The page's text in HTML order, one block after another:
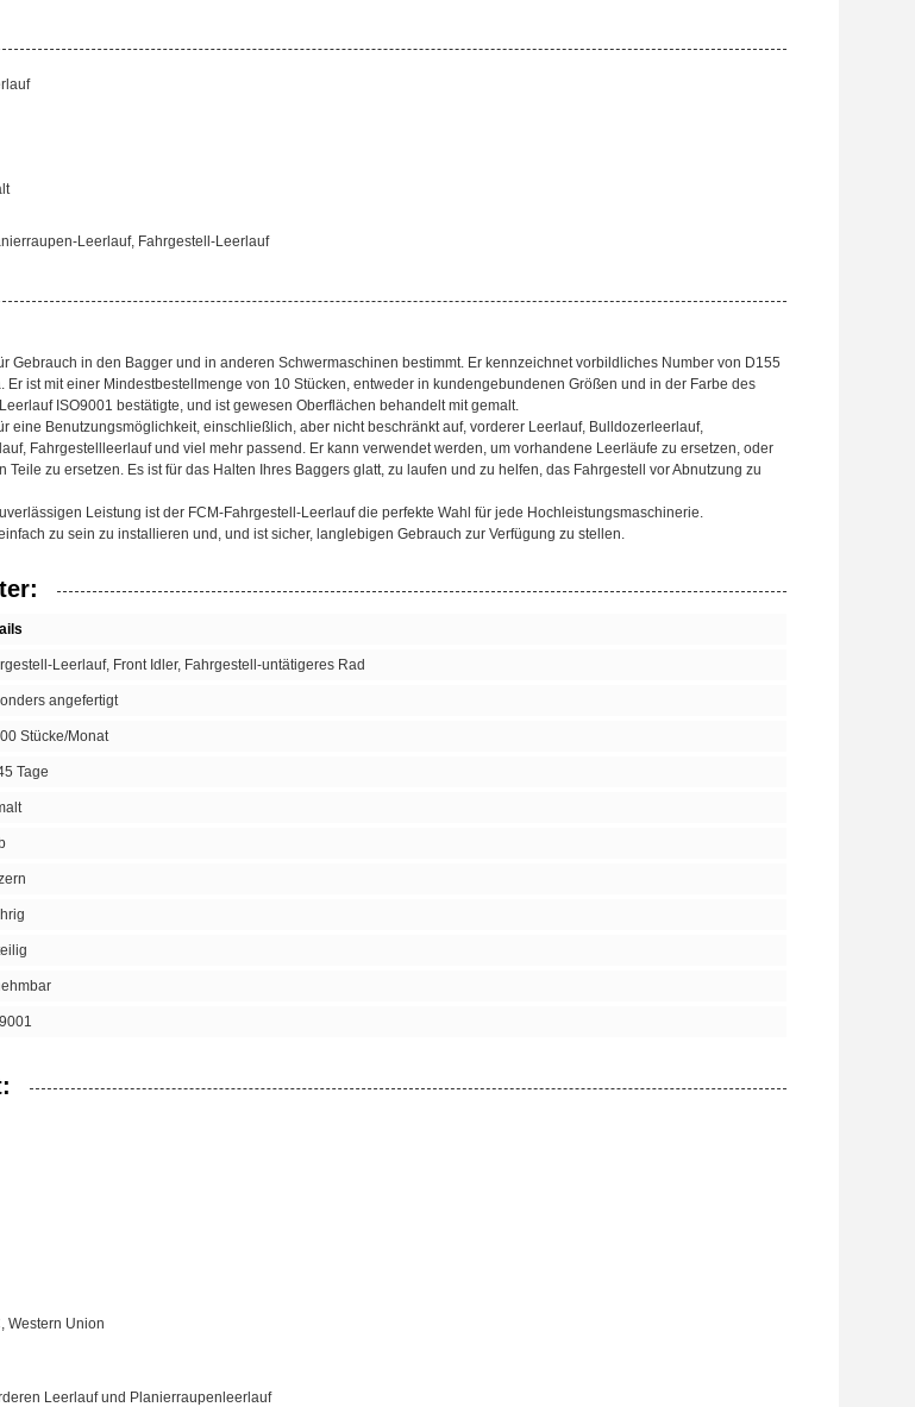
Leerlauf, Fahrgestell-Leerlauf
Gebrauch in den Bagger und in anderen Schwermaschinen bestimmt. Er kennzeichnet vorbildliches Number von D155
ist mit einer Mindestbestellmenge von 10 Stücken, entweder in kundengebundenen Größen und in der Farbe des
ISO9001 bestätigte, und ist gewesen Oberflächen behandelt mit gemalt.
eine Benutzungsmöglichkeit, einschließlich, aber nicht beschränkt auf, vorderer Leerlauf, Bulldozerleerlauf,
Fahrgestellleerlauf und viel mehr passend. Er kann verwendet werden, um vorhandene Leerläufe zu ersetzen, oder
zu ersetzen. Es ist für das Halten Ihres Baggers glatt, zu laufen und zu helfen, das Fahrgestell vor Abnutzung zu
Leistung ist der FCM-Fahrgestell-Leerlauf die perfekte Wahl für jede Hochleistungsmaschinerie.
zu sein zu installieren und, und ist sicher, langlebigen Gebrauch zur Verfügung zu stellen.
Leerlauf, Front Idler, Fahrgestell-untätigeres Rad
angefertigt
Stücke/Monat
Tage
Western Union
Leerlauf und Planierraupenleerlauf